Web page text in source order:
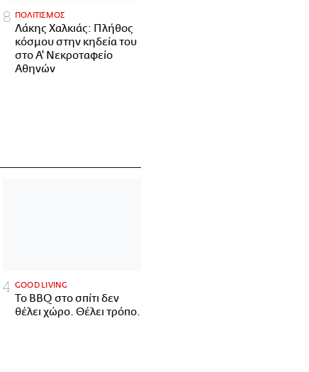
ΠΟΛΙΤΙΣΜΟΣ
Λάκης Χαλκιάς: Πλήθος
κόσμου στην κηδεία του
στο Α' Νεκροταφείο
Αθηνών
GOOD LIVING
Το BBQ στο σπίτι δεν
θέλει χώρο. Θέλει τρόπο.